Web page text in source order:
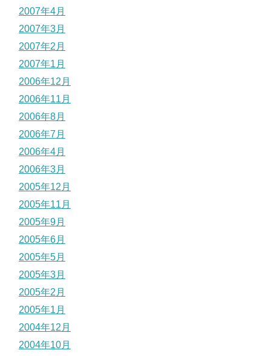
2007年4月
2007年3月
2007年2月
2007年1月
2006年12月
2006年11月
2006年8月
2006年7月
2006年4月
2006年3月
2005年12月
2005年11月
2005年9月
2005年6月
2005年5月
2005年3月
2005年2月
2005年1月
2004年12月
2004年10月